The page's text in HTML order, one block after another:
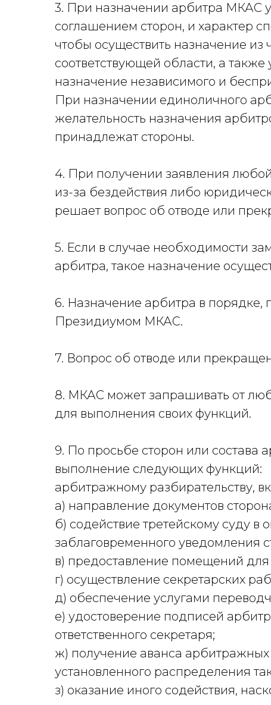
3. При назначении арбитра МКАС
соглашением сторон, и характер
чтобы осуществить назначение
соответствующей области, а
назначение независимого и
При назначении единоличного
желательность назначения
принадлежат стороны.
4. При получении заявления
из-за бездействия либо
решает вопрос об отводе или
5. Если в случае необходимости
арбитра, такое назначение
6. Назначение арбитра в порядке,
Президиумом МКАС.
7. Вопрос об отводе или
8. МКАС может запрашивать от
для выполнения своих функций.
9. По просьбе сторон или
выполнение следующих функций:
арбитражному разбирательству,
а) направление документов
б) содействие третейскому суду
заблаговременного уведомления
в) предоставление помещений
г) осуществление секретарских
д) обеспечение услугами
е) удостоверение подписей
ответственного секретаря;
ж) получение аванса
установленного распределения
з) оказание иного содействия,